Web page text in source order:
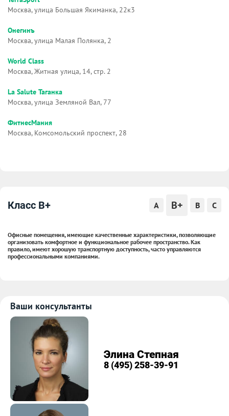
Москва, улица Большая Якиманка, 22к3
Онегинъ
Москва, улица Малая Полянка, 2
World Class
Москва, Житная улица, 14, стр. 2
La Salute Таганка
Москва, улица Земляной Вал, 77
ФитнесМания
Москва, Комсомольский проспект, 28
Класс B+ A B+ B C
Офисные помещения, имеющие качественные характеристики, позволяющие
организовать комфортное и функциональное рабочее пространство. Как
правило, имеют хорошую транспортную доступность, часто управляются
профессиональными компаниями.
Ваши консультанты
Элина Степная
8 (495) 258-39-91